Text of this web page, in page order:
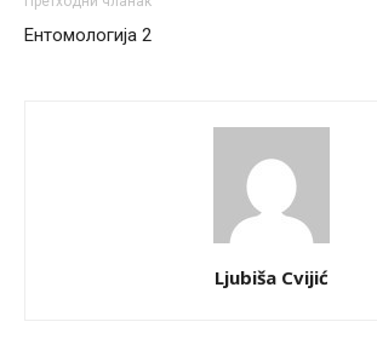
Ентомологија 2
Ljubiša Cvijić